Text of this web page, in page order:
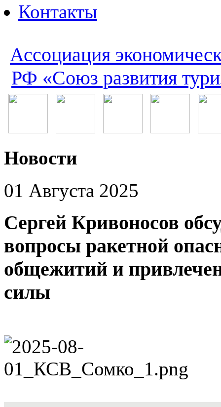
Контакты
Ассоциация
РФ «Союз развития
Новости
01 Августа 2025
Сергей Кривоносов
вопросы ракетной
общежитий и
силы